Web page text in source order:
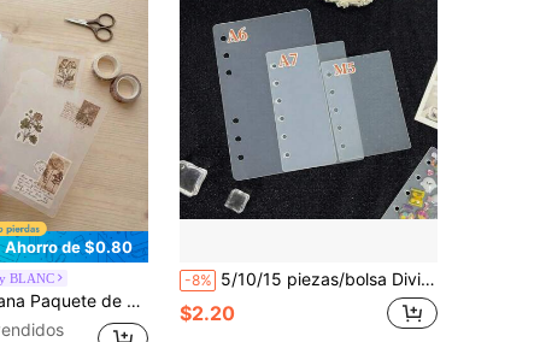
Ahorro de $0.80
BLANC
mate para carpeta de hojas sueltas – Álbum de pegatinas, sellos y adhesivos
-8% 5/10/15 piezas/bolsa Divisores de libro de pegatinas A6/A7/M5, hojas de pegatinas 3D con relieve de cristal, para hacer libros de pegatinas, regalos de Navidad y Año Nuevo, páginas de relleno gruesas para libros de pegatinas, divisores de cuadernos, material de PP, adecuado para libros de pegatinas, cuadernos, planificadores de presupuesto, pegatinas de burbujas de cristal, útiles escolares, suministros estudiantiles y de oficina
$2.20